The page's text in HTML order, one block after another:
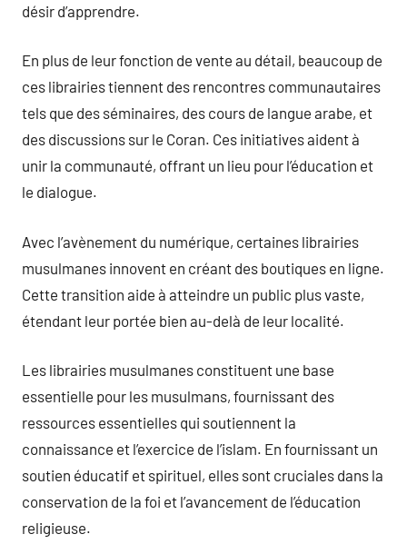
désir d’apprendre.
En plus de leur fonction de vente au détail, beaucoup de
ces librairies tiennent des rencontres communautaires
tels que des séminaires, des cours de langue arabe, et
des discussions sur le Coran. Ces initiatives aident à
unir la communauté, offrant un lieu pour l’éducation et
le dialogue.
Avec l’avènement du numérique, certaines librairies
musulmanes innovent en créant des boutiques en ligne.
Cette transition aide à atteindre un public plus vaste,
étendant leur portée bien au-delà de leur localité.
Les librairies musulmanes constituent une base
essentielle pour les musulmans, fournissant des
ressources essentielles qui soutiennent la
connaissance et l’exercice de l’islam. En fournissant un
soutien éducatif et spirituel, elles sont cruciales dans la
conservation de la foi et l’avancement de l’éducation
religieuse.